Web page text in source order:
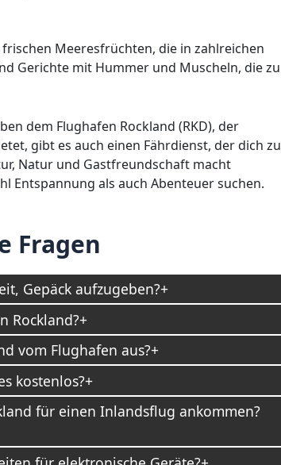
Meeresfrüchten, die in zahlreichen
Gerichte mit Hummer und Muscheln, die zu
dem Flughafen Rockland (RKD), der
gibt es auch einen Fährdienst, der dich zu
Natur und Gastfreundschaft macht
Entspannung als auch Abenteuer suchen.
Fragen
Gepäck aufzugeben?
Rockland?
vom Flughafen aus?
kostenlos?
für einen Inlandsflug ankommen?